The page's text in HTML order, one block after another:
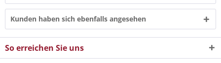
Kunden haben sich ebenfalls angesehen
So erreichen Sie uns